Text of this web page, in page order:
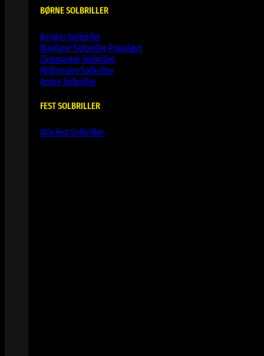
BØRNE SOLBRILLER
Aviator Solbriller
Wayfarer Solbriller
Clubmaster Solbriller
Millionaire Solbriller
Andre Solbriller
FEST SOLBRILLER
Alle Fest Solbriller